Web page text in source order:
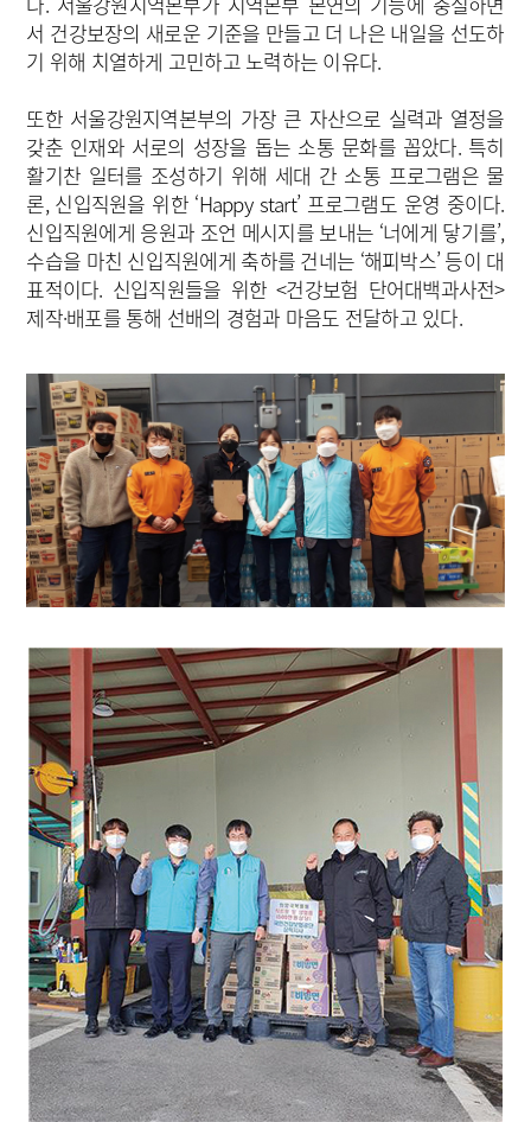
서 건강보장의 새로운 기준을 만들고 더 나은 내일을 선도하
기 위해 치열하게 고민하고 노력하는 이유다.
또한 서울강원지역본부의 가장 큰 자산으로 실력과 열정을
갖춘 인재와 서로의 성장을 돕는 소통 문화를 꼽았다. 특히
활기찬 일터를 조성하기 위해 세대 간 소통 프로그램은 물
론, 신입직원을 위한 ‘Happy start’ 프로그램도 운영 중이다.
신입직원에게 응원과 조언 메시지를 보내는 ‘너에게 닿기를’,
수습을 마친 신입직원에게 축하를 건네는 ‘해피박스’ 등이 대
표적이다. 신입직원들을 위한 <건강보험 단어대백과사전>
제작·배포를 통해 선배의 경험과 마음도 전달하고 있다.